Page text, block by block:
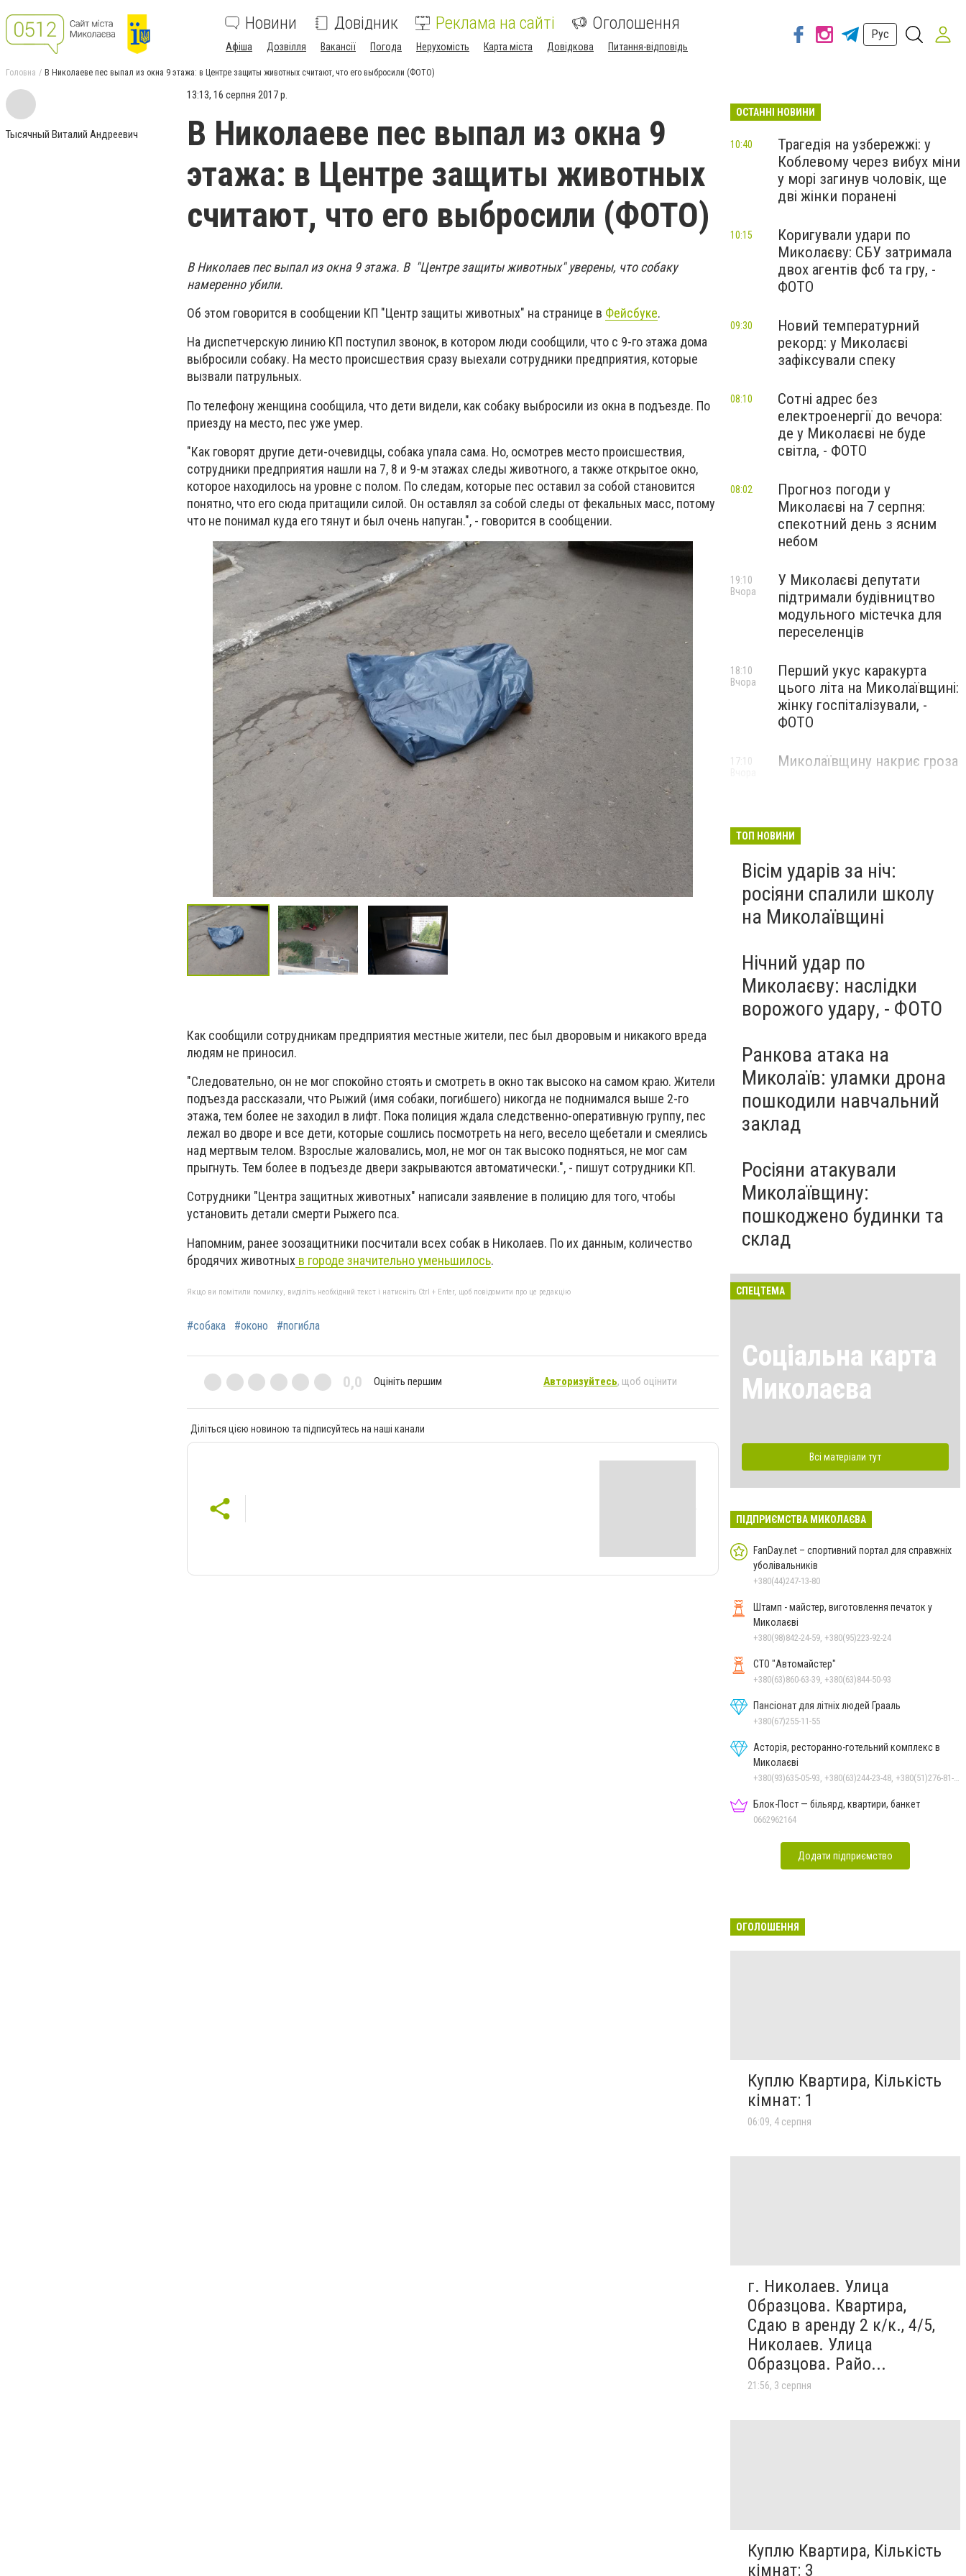
Новини Довідник Реклама на сайті Оголошення
Афіша Дозвілля Вакансії Погода Нерухомість Карта міста Довідкова Питання-відповідь
Рус
Головна В Николаеве пес выпал из окна 9 этажа: в Центре защиты животных считают, что его выбросили (ФОТО)
Тысячный Виталий Андреевич
13:13, 16 серпня 2017 р.
В Николаеве пес выпал из окна 9
этажа: в Центре защиты животных
считают, что его выбросили (ФОТО)
В Николаев пес выпал из окна 9 этажа. В "Центре защиты животных" уверены, что собаку
намеренно убили.
Об этом говорится в сообщении КП "Центр защиты животных" на странице в Фейсбуке.
На диспетчерскую линию КП поступил звонок, в котором люди сообщили, что с 9-го этажа дома
выбросили собаку. На место происшествия сразу выехали сотрудники предприятия, которые
вызвали патрульных.
По телефону женщина сообщила, что дети видели, как собаку выбросили из окна в подъезде. По
приезду на место, пес уже умер.
"Как говорят другие дети-очевидцы, собака упала сама. Но, осмотрев место происшествия,
сотрудники предприятия нашли на 7, 8 и 9-м этажах следы животного, а также открытое окно,
которое находилось на уровне с полом. По следам, которые пес оставил за собой становится
понятно, что его сюда притащили силой. Он оставлял за собой следы от фекальных масс, потому
что не понимал куда его тянут и был очень напуган.", - говорится в сообщении.
Как сообщили сотрудникам предприятия местные жители, пес был дворовым и никакого вреда
людям не приносил.
"Следовательно, он не мог спокойно стоять и смотреть в окно так высоко на самом краю. Жители
подъезда рассказали, что Рыжий (имя собаки, погибшего) никогда не поднимался выше 2-го
этажа, тем более не заходил в лифт. Пока полиция ждала следственно-оперативную группу, пес
лежал во дворе и все дети, которые сошлись посмотреть на него, весело щебетали и смеялись
над мертвым телом. Взрослые жаловались, мол, не мог он так высоко подняться, не мог сам
прыгнуть. Тем более в подъезде двери закрываются автоматически.", - пишут сотрудники КП.
Сотрудники "Центра защитных животных" написали заявление в полицию для того, чтобы
установить детали смерти Рыжего пса.
Напомним, ранее зоозащитники посчитали всех собак в Николаев. По их данным, количество
бродячих животных в городе значительно уменьшилось.
Якщо ви помітили помилку, виділіть необхідний текст і натисніть Ctrl + Enter, щоб повідомити про це редакцію
#собака #оконо #погибла
0,0 Оцініть першим Авторизуйтесь, щоб оцінити
Діліться цією новиною та підписуйтесь на наші канали
ОСТАННІ НОВИНИ
Трагедія на узбережжі: у
Коблевому через вибух міни
у морі загинув чоловік, ще
дві жінки поранені
10:40
Коригували удари по
Миколаєву: СБУ затримала
двох агентів фсб та гру, -
ФОТО
10:15
Новий температурний
рекорд: у Миколаєві
зафіксували спеку
09:30
Сотні адрес без
електроенергії до вечора:
де у Миколаєві не буде
світла, - ФОТО
08:10
Прогноз погоди у
Миколаєві на 7 серпня:
спекотний день з ясним
небом
08:02
У Миколаєві депутати
підтримали будівництво
модульного містечка для
переселенців
19:10
Вчора
Перший укус каракурта
цього літа на Миколаївщині:
жінку госпіталізували, -
ФОТО
18:10
Вчора
Миколаївщину накриє гроза
17:10
ТОП НОВИНИ
Вісім ударів за ніч:
росіяни спалили школу
на Миколаївщині
Нічний удар по
Миколаєву: наслідки
ворожого удару, - ФОТО
Ранкова атака на
Миколаїв: уламки дрона
пошкодили навчальний
заклад
Росіяни атакували
Миколаївщину:
пошкоджено будинки та
склад
СПЕЦТЕМА
Соціальна карта
Миколаєва
Всі матеріали тут
ПІДПРИЄМСТВА МИКОЛАЄВА
FanDay.net – спортивний портал для справжніх
уболівальників
+380(44)247-13-80
Штамп - майстер, виготовлення печаток у
Миколаєві
+380(98)842-24-59, +380(95)223-92-24
СТО "Автомайстер"
+380(63)860-63-39, +380(63)844-50-93
Пансіонат для літніх людей Грааль
+380(67)255-11-55
Асторія, ресторанно-готельний комплекс в
Миколаєві
Блок-Пост — більярд, квартири, банкет
0662962164
Додати підприємство
ОГОЛОШЕННЯ
Куплю Квартира, Кількість
кімнат: 1
06:09, 4 серпня
г. Николаев. Улица
Образцова. Квартира,
Сдаю в аренду 2 к/к., 4/5,
Николаев. Улица
Образцова. Райо...
21:56, 3 серпня
Куплю Квартира, Кількість
кімнат: 3